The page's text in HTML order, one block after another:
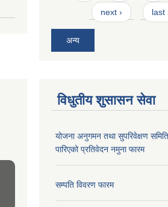
next › last
अन्य
विधुतीय शुसासन सेवा
योजना अनुगमन तथा सुपरिवेक्षण
पारिएको प्रतिवेदन नमुना फारम
सम्पति विवरण फारम